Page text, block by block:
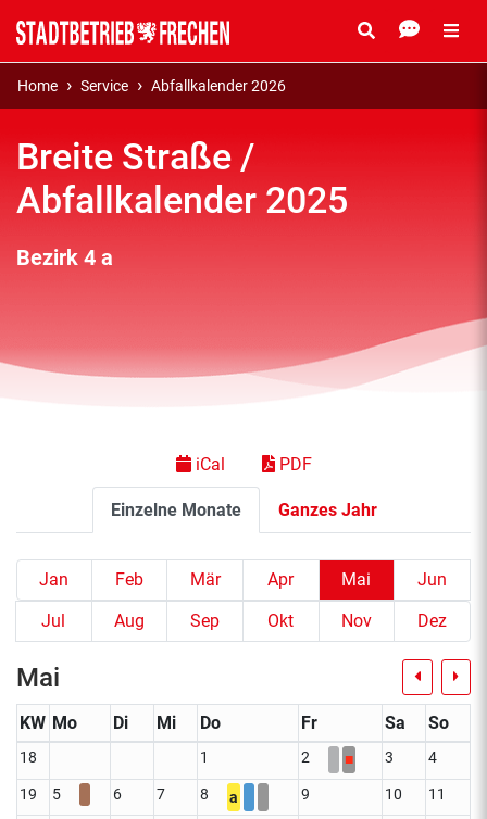
Home Service Abfallkalender 2026
Breite Straße /
Abfallkalender 2025
Bezirk 4 a
Einzelne Monate Ganzes Jahr
iCal PDF
Jan Feb Mär Apr Mai
Jun
Jul
Aug Sep Okt Nov Dez
Mai
KW Mo Di Mi Do Fr Sa So
18 1 2 ■ 3 4
19 5 6 7 8 a 9 10 11